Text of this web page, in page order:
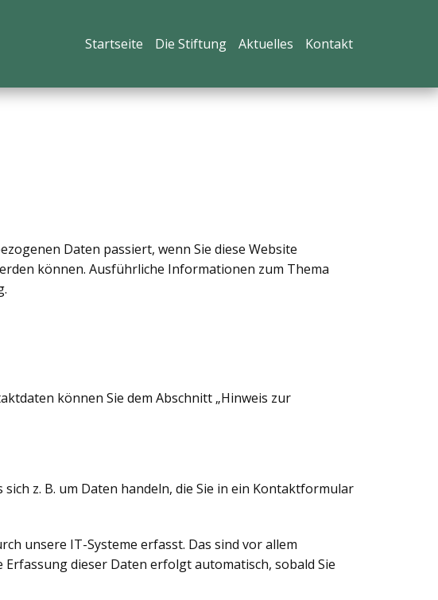
Startseite Die Stiftung Aktuelles Kontakt
Daten passiert, wenn Sie diese Website
können. Ausführliche Informationen zum Thema
können Sie dem Abschnitt „Hinweis zur
z. B. um Daten handeln, die Sie in ein Kontaktformular
unsere IT-Systeme erfasst. Das sind vor allem
dieser Daten erfolgt automatisch, sobald Sie